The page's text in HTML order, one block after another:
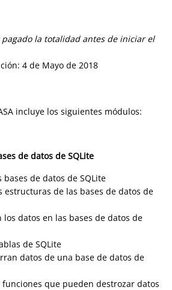
la totalidad antes de iniciar el
4 de Mayo de 2018
incluye los siguientes módulos:
de datos de SQLite
de datos de SQLite
estructuras de las bases de datos de
los datos en las bases de datos de
de SQLite
datos de una base de datos de
que pueden destrozar datos